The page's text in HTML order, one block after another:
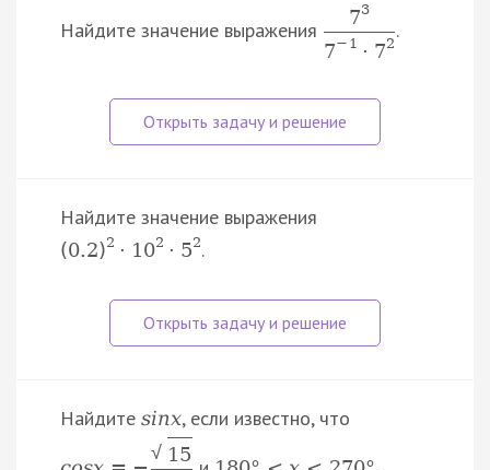
Найдите значение выражения
73
7− 1 · 72
.
Найдите значение выражения
(0.2)2 · 102 · 52.
Найдите sinx, если известно, что
√ 15